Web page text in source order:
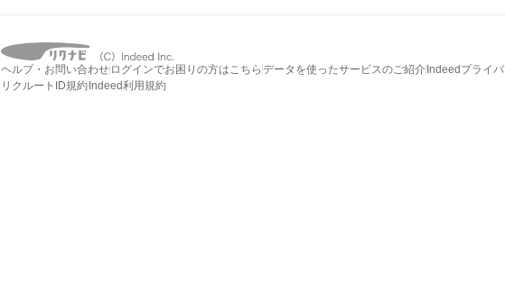
ヘルプ・お問い合わせ ログインでお困りの方はこちら データを使ったサービスのご紹介 Indeedプライ
リクルートID規約 Indeed利用規約